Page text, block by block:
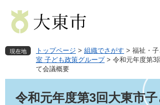
先
す
を
し
現在地 トップページ > 組織でさがす > 福祉・
室 子ども政策グループ > 令和元年度第3
て会議概要
令和元年度第3回大東市